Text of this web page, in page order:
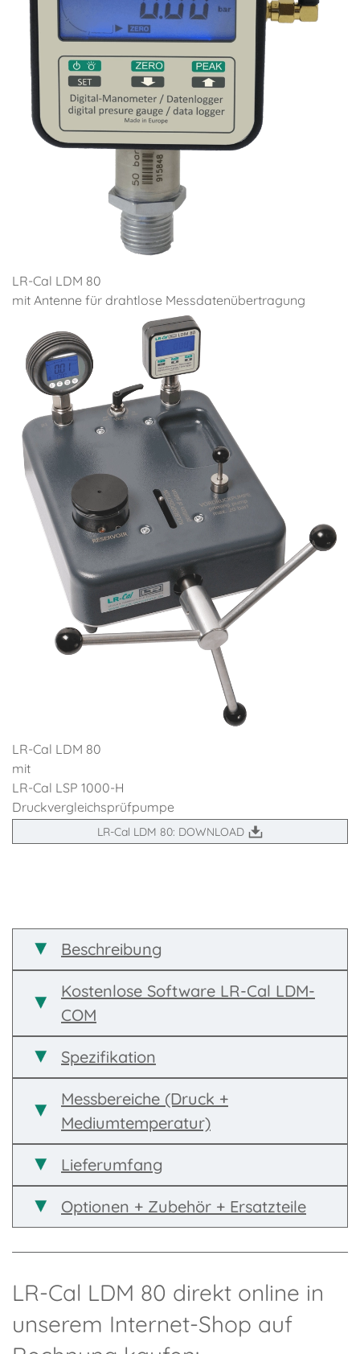
LR-Cal LDM 80
mit Antenne für drahtlose Mess­daten­übertragung
LR-Cal LDM 80
mit
LR-Cal LSP 1000-H
Druck­vergleichs­prüf­pumpe
LR-Cal LDM 80: DOWNLOAD
Beschreibung
Kostenlose Software LR-Cal LDM-
COM
Spezifikation
Messbereiche (Druck +
Mediumtemperatur)
Lieferumfang
Optionen + Zubehör + Ersatzteile
LR-Cal LDM 80 direkt online in
unserem Internet-Shop auf